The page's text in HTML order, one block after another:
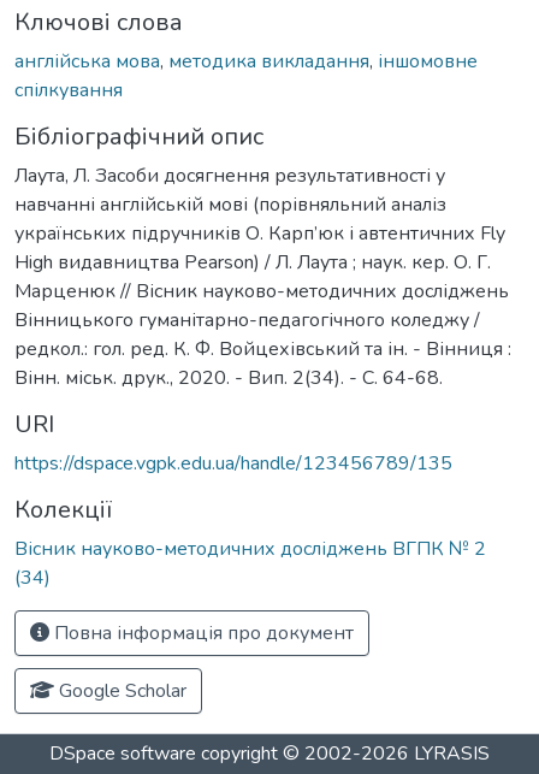
Ключові слова
англійська мова, методика викладання, іншомовне
спілкування
Бібліографічний опис
Лаута, Л. Засоби досягнення результативності у
навчанні англійській мові (порівняльний аналіз
українських підручників О. Карп’юк і автентичних Fly
High видавництва Pearson) / Л. Лаута ; наук. кер. О. Г.
Марценюк // Вісник науково-методичних досліджень
Вінницького гуманітарно-педагогічного коледжу /
редкол.: гол. ред. К. Ф. Войцехівський та ін. - Вінниця :
Вінн. міськ. друк., 2020. - Вип. 2(34). - С. 64-68.
URI
https://dspace.vgpk.edu.ua/handle/123456789/135
Колекції
Вісник науково-методичних досліджень ВГПК № 2
(34)
Повна інформація про документ
Google Scholar
DSpace software copyright © 2002-2026 LYRASIS